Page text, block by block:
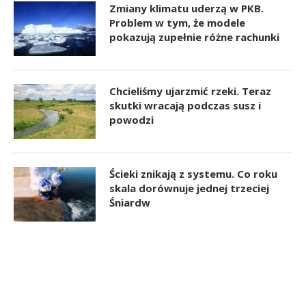
Zmiany klimatu uderzą w PKB.
Problem w tym, że modele
pokazują zupełnie różne rachunki
Chcieliśmy ujarzmić rzeki. Teraz
skutki wracają podczas susz i
powodzi
Ścieki znikają z systemu. Co roku
skala dorównuje jednej trzeciej
Śniardw